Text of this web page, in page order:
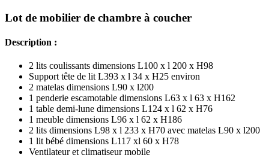
Lot de mobilier de chambre à coucher
Description :
2 lits coulissants dimensions L100 x l 200 x H98
Support tête de lit L393 x l 34 x H25 environ
2 matelas dimensions L90 x l200
1 penderie escamotable dimensions L63 x l 63 x H162
1 table demi-lune dimensions L124 x l 62 x H76
1 meuble dimensions L96 x l 62 x H186
2 lits dimensions L98 x l 233 x H70 avec matelas L90 x l200
1 lit bébé dimensions L117 xl 60 x H78
Ventilateur et climatiseur mobile